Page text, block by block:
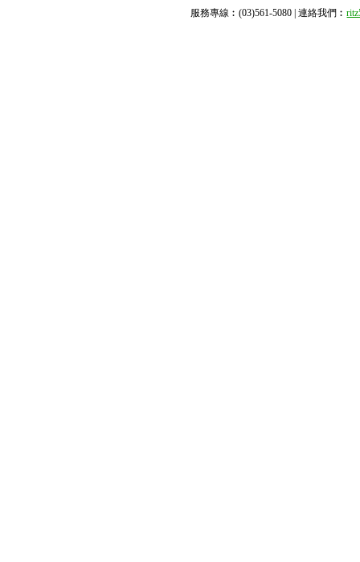
服務專線︰(03)561-5080 | 連絡我們︰